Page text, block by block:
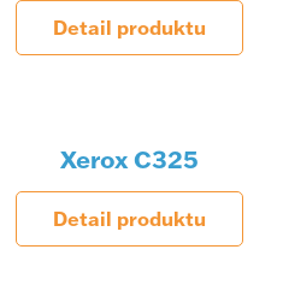
Detail produktu
Xerox C325
Detail produktu